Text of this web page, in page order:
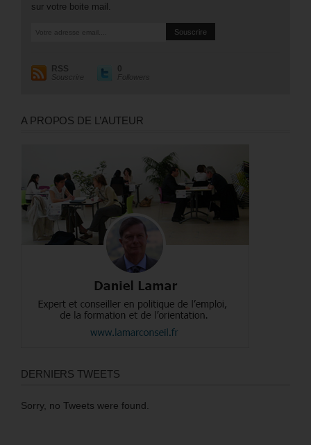
sur votre boite mail.
RSS
Souscrire
0
Followers
A PROPOS DE L’AUTEUR
DERNIERS TWEETS
Sorry, no Tweets were found.